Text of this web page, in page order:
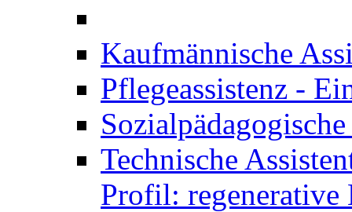
Kaufmännische
Pflegeassistenz -
Technische
Profil: regenerative